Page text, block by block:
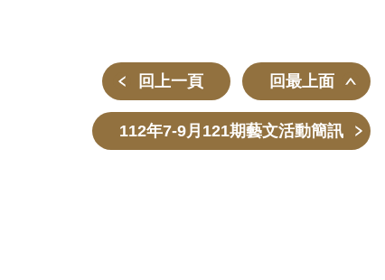
回上一頁 回最上面
112年7-9月121期藝文活動簡訊